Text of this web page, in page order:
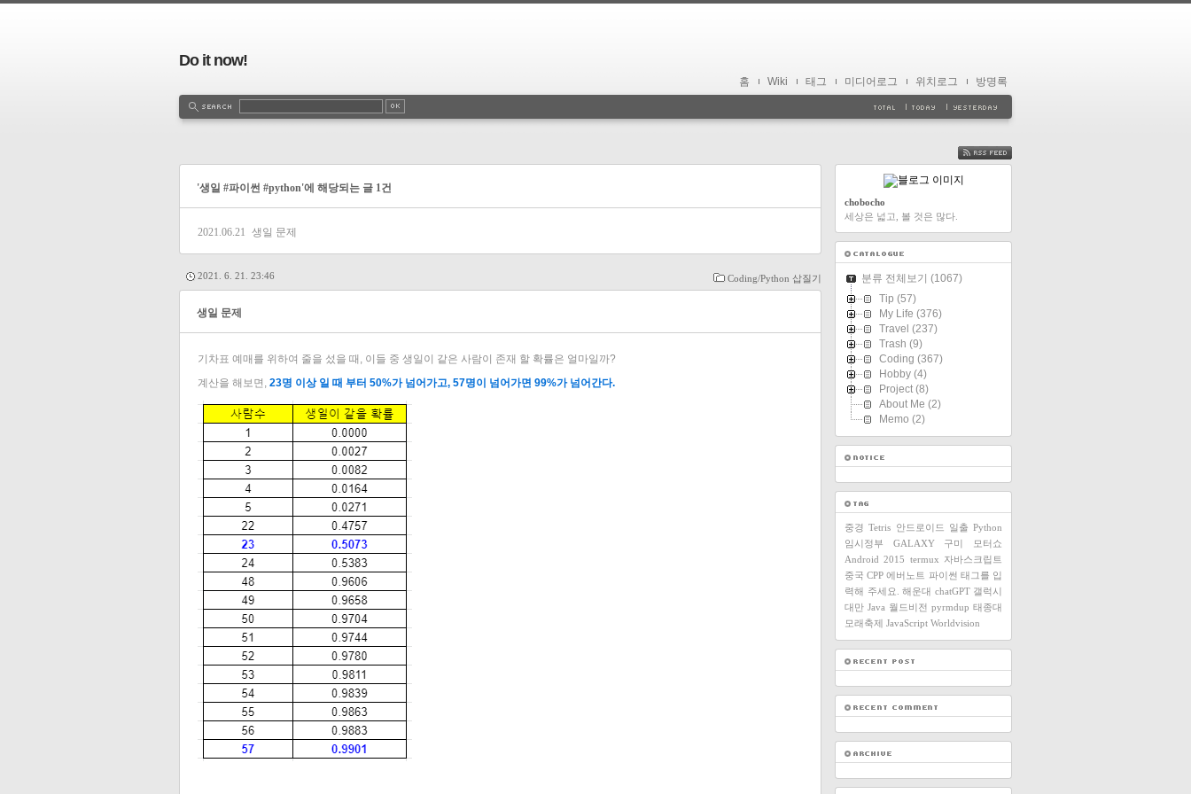
Do it now!
홈 Wiki 태그 미디어로그 위치로그 방명록
'생일 #파이썬 #python'에 해당되는 글 1건
2021.06.21 생일 문제
Coding/Python 삽질기
2021. 6. 21. 23:46
생일 문제
기차표 예매를 위하여 줄을 섰을 때, 이들 중 생일이 같은 사람이 존재 할 확률은 얼마일까?
계산을 해보면, 23명 이상 일 때 부터 50%가 넘어가고, 57명이 넘어가면 99%가 넘어간다.
FEED
chobocho
세상은 넓고, 볼 것은 많다.
분류 전체보기 (1067)
Tip (57)
My Life (376)
Travel (237)
Trash (9)
Coding (367)
Hobby (4)
Project (8)
About Me (2)
Memo (2)
중경 Tetris 안드로이드 일출 Python
임시정부
GALAXY 구미
모터쇼
Android 2015 termux 자바스크립트
중국 CPP 에버노트 파이썬 태그를 입
력해 주세요.
해운대 chatGPT 갤럭시
대만 Java 월드비전 pyrmdup 태종대
모래축제 JavaScript Worldvision